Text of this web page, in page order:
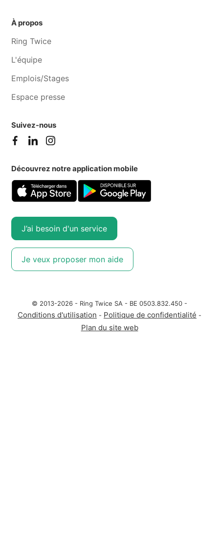
À propos
Ring Twice
L'équipe
Emplois/Stages
Espace presse
Suivez-nous
Découvrez notre application mobile
J’ai besoin d'un service
Je veux proposer mon aide
© 2013-2026 - Ring Twice SA - BE 0503.832.450 -
Conditions d'utilisation - Politique de confidentialité -
Plan du site web